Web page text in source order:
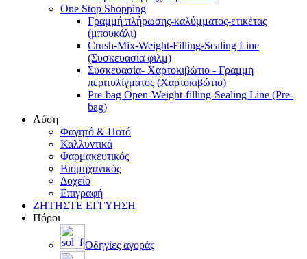
One Stop Shopping
Γραμμή πλήρωσης-καλύμματος-ετικέτας
(μπουκάλι)
Crush-Mix-Weight-Filling-Sealing Line
(Συσκευασία φιλμ)
Συσκευασία- Χαρτοκιβώτιο - Γραμμή
περιτυλίγματος (Χαρτοκιβώτιο)
Pre-bag Open-Weight-filling-Sealing Line (Pre-
bag)
Λύση
Φαγητό & Ποτό
Καλλυντικά
Φαρμακευτικός
Βιομηχανικός
Δοχείο
Επιγραφή
ΖΗΤΗΣΤΕ ΕΓΓΥΗΣΗ
Πόροι
Οδηγίες αγοράς